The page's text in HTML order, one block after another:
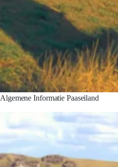
Algemene Informatie Paaseiland